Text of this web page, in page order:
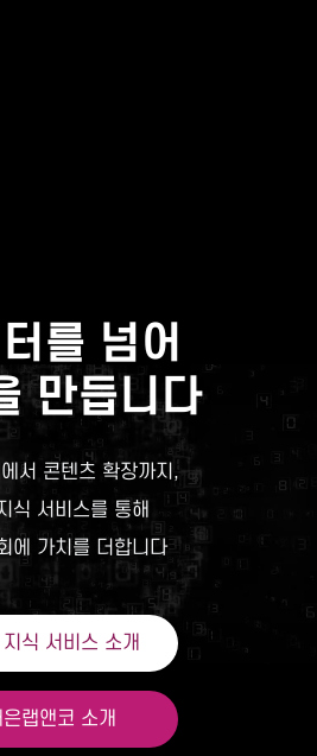
를 넘어
만듭니다
서 콘텐츠 확장까지,
식 서비스를 통해
에 가치를 더합니다
식 서비스 소개
은랩앤코 소개